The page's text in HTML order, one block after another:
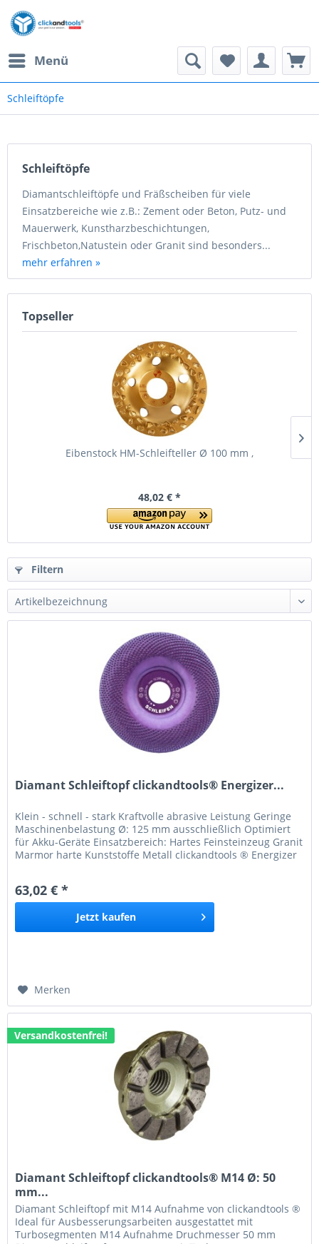
Menü
Schleiftöpfe
Schleiftöpfe
Diamantschleiftöpfe und Fräßscheiben für viele
Einsatzbereiche wie z.B.: Zement oder Beton, Putz- und
Mauerwerk, Kunstharzbeschichtungen,
Frischbeton,Natustein oder Granit sind besonders...
mehr erfahren »
Topseller
Eibenstock HM-Schleifteller Ø 100 mm ,
48,02 € *
Filtern
Diamant Schleiftopf clickandtools® Energizer...
Klein - schnell - stark Kraftvolle abrasive Leistung Geringe
Maschinenbelastung Ø: 125 mm ausschließlich Optimiert
für Akku-Geräte Einsatzbereich: Hartes Feinsteinzeug Granit
Marmor harte Kunststoffe Metall clickandtools ® Energizer
Abtragungsleistung führen. Diese...
63,02 € *
Jetzt kaufen
Merken
Versandkostenfrei!
Diamant Schleiftopf clickandtools® M14 Ø: 50
mm...
Diamant Schleiftopf mit M14 Aufnahme von clickandtools ®
Ideal für Ausbesserungsarbeiten ausgestattet mit
Turbosegmenten M14 Aufnahme Druchmesser 50 mm